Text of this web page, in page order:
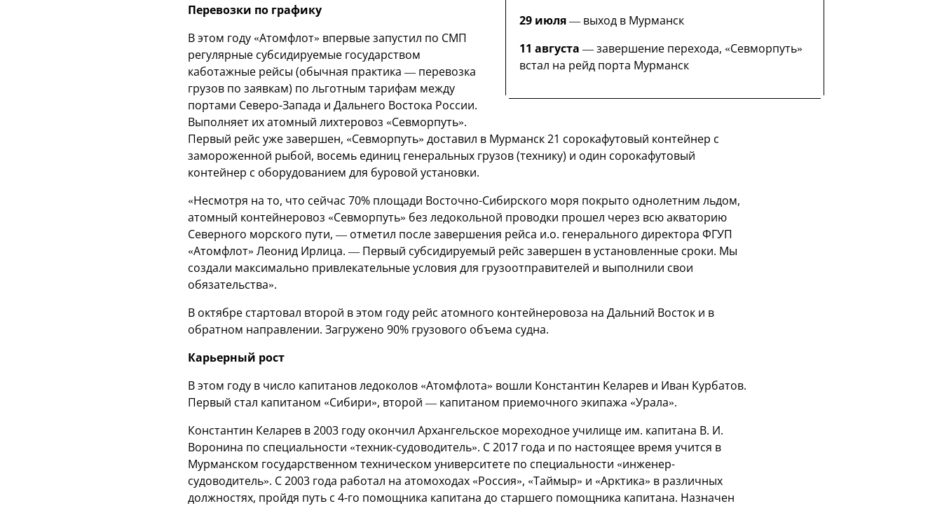
29 июля— выход в Мурманск
11 августа — завершение перехода, «Севморпуть»
встал на рейд порта Мурманск
Перевозки по графику
В этом году «Атомфлот» впервые запустил по СМП
регулярные субсидируемые государством
каботажные рейсы (обычная практика — перевозка
грузов по заявкам) по льготным тарифам между
портами Северо-Запада и Дальнего Востока России.
Выполняет их атомный лихтеровоз «Севморпуть».
Первый рейс уже завершен, «Севморпуть» доставил в Мурманск 21 сорокафутовый контейнер с
замороженной рыбой, восемь единиц генеральных грузов (технику) и один сорокафутовый
контейнер с оборудованием для буровой установки.
«Несмотря на то, что сейчас 70% площади Восточно-Сибирского моря покрыто однолетним льдом,
атомный контейнеровоз «Севморпуть» без ледокольной проводки прошел через всю акваторию
Северного морского пути, — отметил после завершения рейса и.о. генерального директора ФГУП
«Атомфлот» Леонид Ирлица. — Первый субсидируемый рейс завершен в установленные сроки. Мы
создали максимально привлекательные условия для грузоотправителей и выполнили свои
обязательства».
В октябре стартовал второй в этом году рейс атомного контейнеровоза на Дальний Восток и в
обратном направлении. Загружено 90% грузового объема судна.
Карьерный рост
В этом году в число капитанов ледоколов «Атомфлота» вошли Константин Келарев и Иван Курбатов.
Первый стал капитаном «Сибири», второй — капитаном приемочного экипажа «Урала».
Константин Келарев в 2003 году окончил Архангельское мореходное училище им. капитана В. И.
Воронина по специальности «техник-судоводитель». С 2017 года и по настоящее время учится в
Мурманском государственном техническом университете по специальности «инженер-
судоводитель». С 2003 года работал на атомоходах «Россия», «Таймыр» и «Арктика» в различных
должностях, пройдя путь с 4-го помощника капитана до старшего помощника капитана. Назначен